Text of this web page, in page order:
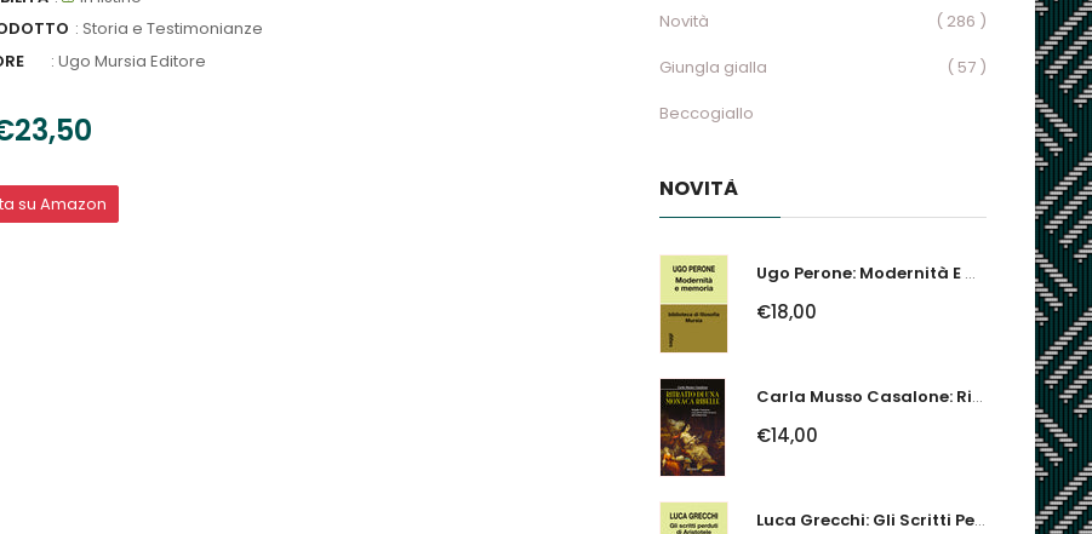
: Storia e Testimonianze
: Ugo Mursia Editore
su Amazon
Novità
( 286 )
Giungla gialla
( 57 )
Beccogiallo
NOVITÀ
Ugo Perone: Modernità E Memoria
€18,00
Carla Musso Casalone: Ritratto Di Una Monaca Ribelle. Brigida Franzone,...
€14,00
Luca Grecchi: Gli Scritti Perduti Di Aristotele. Ipotesi Di Ricostruzione